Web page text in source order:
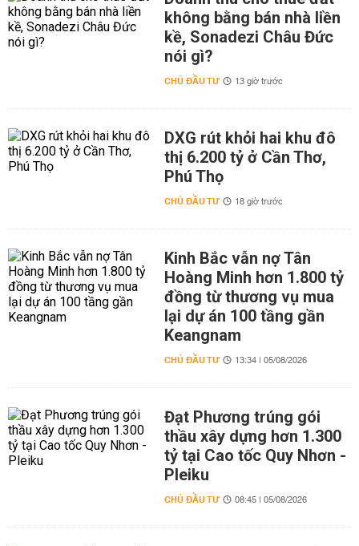
không bằng bán nhà liền
kề, Sonadezi Châu Đức
nói gì?
CHỦ ĐẦU TƯ 13 giờ trước
DXG rút khỏi hai khu đô
thị 6.200 tỷ ở Cần Thơ,
Phú Thọ
CHỦ ĐẦU TƯ 18 giờ trước
Kinh Bắc vẫn nợ Tân
Hoàng Minh hơn 1.800 tỷ
đồng từ thương vụ mua
lại dự án 100 tầng gần
Keangnam
CHỦ ĐẦU TƯ 13:34 | 05/08/2026
Đạt Phương trúng gói
thầu xây dựng hơn 1.300
tỷ tại Cao tốc Quy Nhơn -
Pleiku
CHỦ ĐẦU TƯ 08:45 | 05/08/2026